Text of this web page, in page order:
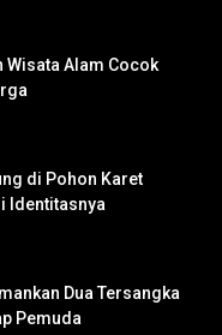
Wisata Alam Cocok
di Pohon Karet
Identitasnya
Dua Tersangka
Pemuda